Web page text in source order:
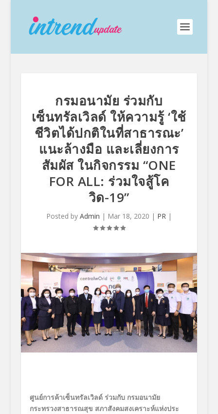
กรมอนามัย ร่วมกับ
เซ็นทรัลเวิลด์ ให้ความรู้ ‘ใช้
ชีวิตได้ปกติในที่สาธารณะ’
แนะล้างมือ และเลี่ยงการ
สัมผัส ในกิจกรรม “ONE
FOR ALL: ร่วมใจสู้โค
วิด-19”
Posted by Admin | Mar 18, 2020 | PR|
ศูนย์การค้าเซ็นทรัลเวิลด์ ร่วมกับ กรมอนามัย
กระทรวงสาธารณสุข สภาสังคมสงเคราะห์แห่งประ